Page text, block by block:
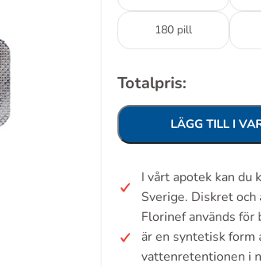
180 pill
Totalpris:
LÄGG TILL I
I vårt apotek kan du
Sverige. Diskret och
Florinef används för
är en syntetisk form
vattenretentionen i